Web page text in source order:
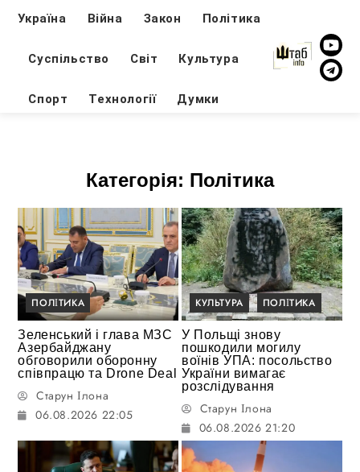
Україна Війна Закон Політика
Суспільство Світ Культура
Спорт Технології Думки
Категорія: Політика
ПОЛІТИКА
Зеленський і глава МЗС
Азербайджану
обговорили оборонну
співпрацю та Drone Deal
Старун Ілона
06.08.2026 22:05
КУЛЬТУРА ПОЛІТИКА
У Польщі знову
пошкодили могилу
воїнів УПА: посольство
України вимагає
розслідування
Старун Ілона
06.08.2026 21:20